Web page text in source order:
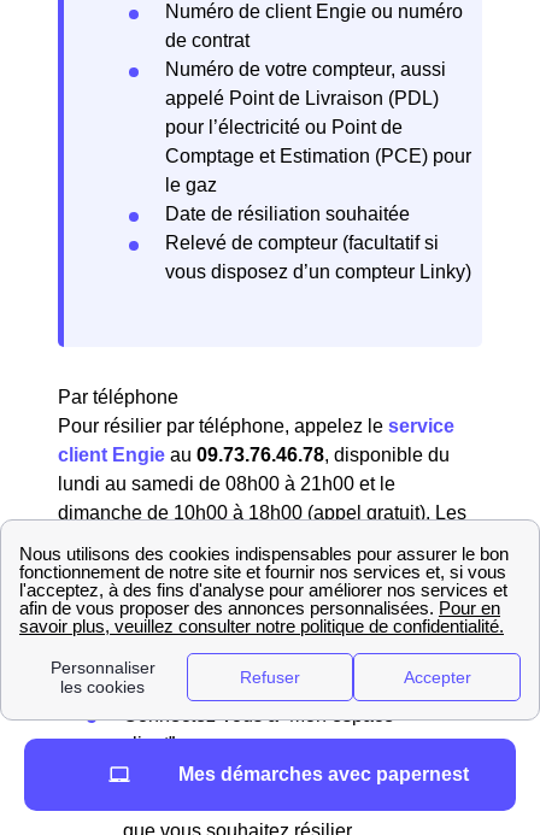
Numéro de client Engie ou numéro
de contrat
Numéro de votre compteur, aussi
appelé Point de Livraison (PDL)
pour l’électricité ou Point de
Comptage et Estimation (PCE) pour
le gaz
Date de résiliation souhaitée
Relevé de compteur (facultatif si
vous disposez d’un compteur Linky)
Par téléphone
Pour résilier par téléphone, appelez le service
client Engie au 09.73.76.46.78, disponible du
lundi au samedi de 08h00 à 21h00 et le
dimanche de 10h00 à 18h00 (appel gratuit). Les
résiliation pour votre logement à Viozan (32300).
En ligne
Vous avez également la possibilité de résilier en
ligne en vous rendant sur votre espace client sur
le site d'Engie. Voici les étapes à suivre :
Connectez-vous à “Mon espace
client”.
Rendez-vous dans la section dédiée à
Mes démarches avec papernest